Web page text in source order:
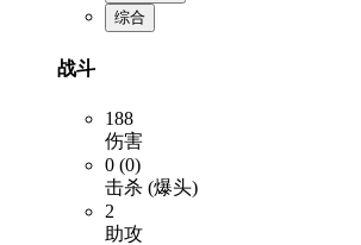
综合
战斗
188
伤害
0 (0)
击杀 (爆头)
2
助攻